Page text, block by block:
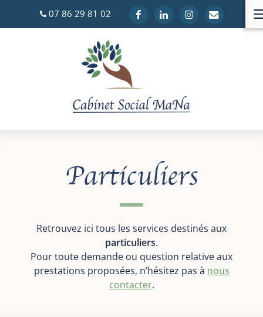
07 86 29 81 02
Particuliers
Retrouvez ici tous les services destinés aux
particuliers.
Pour toute demande ou question relative aux
prestations proposées, n’hésitez pas à nous
contacter.